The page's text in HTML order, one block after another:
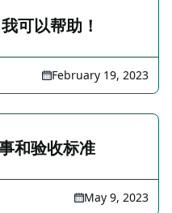
可以帮助！
February 19, 2023
和验收标准
May 9, 2023